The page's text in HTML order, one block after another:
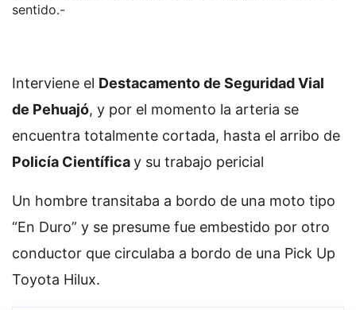
sentido.-
Interviene el Destacamento de Seguridad Vial
de Pehuajó, y por el momento la arteria se
encuentra totalmente cortada, hasta el arribo de
Policía Científicay su trabajo pericial
Un hombre transitaba a bordo de una moto tipo
“En Duro” y se presume fue embestido por otro
conductor que circulaba a bordo de una Pick Up
Toyota Hilux.